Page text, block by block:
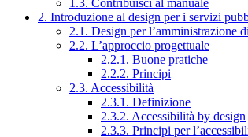
1.3. Contribuisci al manuale
2. Introduzione al design per i servizi
2.1. Design per l’amministrazione
2.2. L’approccio progettuale
2.2.1. Buone pratiche
2.2.2. Principi
2.3. Accessibilità
2.3.1. Definizione
2.3.2. Accessibilità by design
2.3.3. Principi per